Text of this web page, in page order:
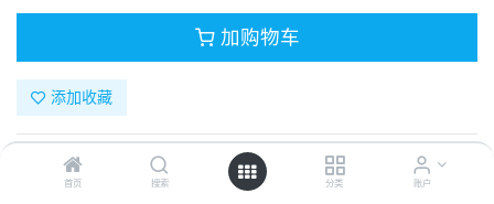
首页 搜索 分类 账户
加购物车
添加收藏
目录号：331-70180-1
计量单位：